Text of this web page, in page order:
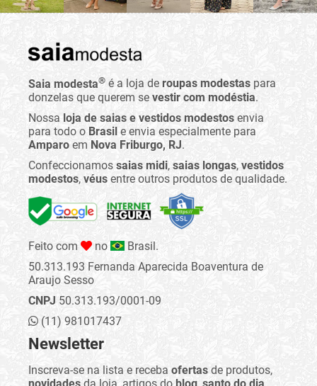
Saia modesta® é a loja de roupas modestas para
donzelas que querem se vestir com modéstia.
Nossa loja de saias e vestidos modestos envia
para todo o Brasil e envia especialmente para
Amparo em Nova Friburgo, RJ.
Confeccionamos saias midi, saias longas, vestidos
modestos, véus entre outros produtos de qualidade.
Feito com no
Brasil.
50.313.193 Fernanda Aparecida Boaventura de
Araujo Sesso
CNPJ 50.313.193/0001-09
(11) 981017437
Newsletter
Inscreva-se na lista e receba ofertas de produtos,
novidades da loja, artigos do blog santo do dia